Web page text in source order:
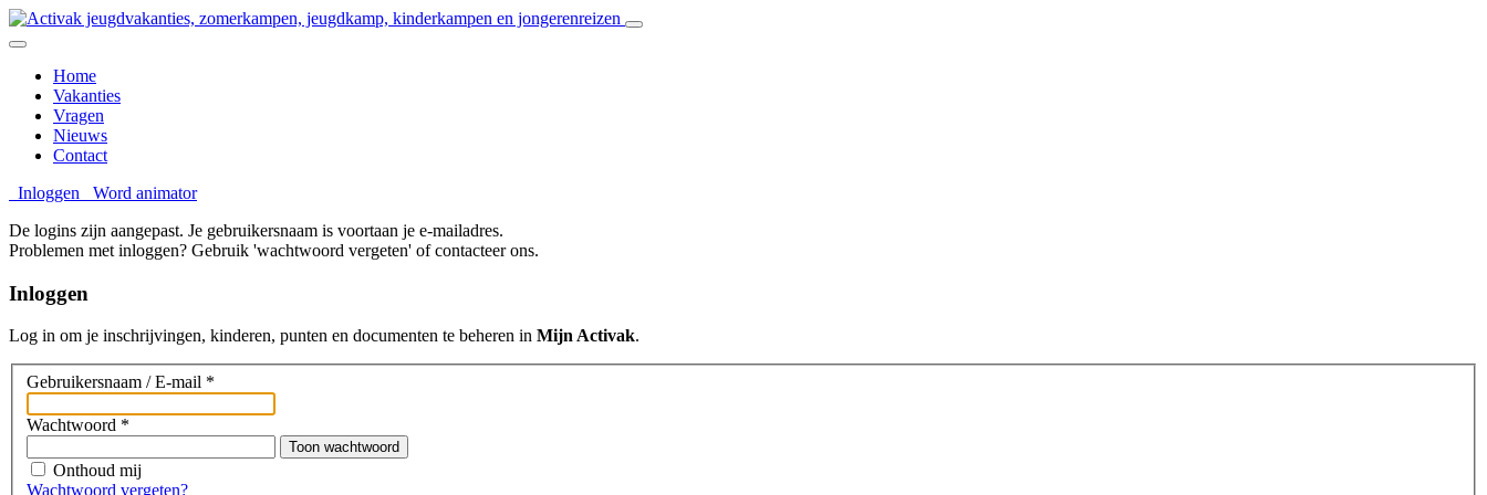
Home
Vakanties
Vragen
Nieuws
Contact
Inloggen
Word animator
De logins zijn aangepast. Je gebruikersnaam is voortaan je e-mailadres.
Problemen met inloggen? Gebruik 'wachtwoord vergeten' of contacteer ons.
Inloggen
Log in om je inschrijvingen, kinderen, punten en documenten te beheren in Mijn Activak.
Gebruikersnaam / E-mail *
Wachtwoord *
Toon wachtwoord
Onthoud mij
Wachtwoord vergeten?